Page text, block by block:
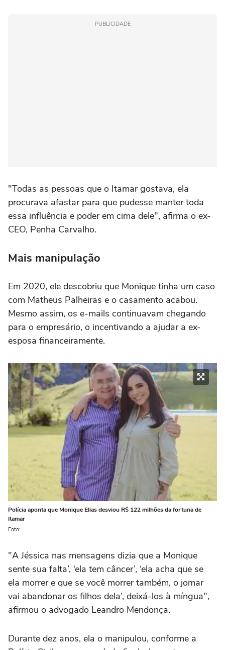
PUBLICIDADE
"Todas as pessoas que o Itamar gostava, ela
procurava afastar para que pudesse manter toda
essa influência e poder em cima dele", afirma o ex-
CEO, Penha Carvalho.
Mais manipulação
Em 2020, ele descobriu que Monique tinha um caso
com Matheus Palheiras e o casamento acabou.
Mesmo assim, os e-mails continuavam chegando
para o empresário, o incentivando a ajudar a ex-
esposa financeiramente.
Polícia aponta que Monique Elias desviou R$ 122 milhões da fortuna de
Itamar
Foto:
"A Jéssica nas mensagens dizia que a Monique
sente sua falta’, ‘ela tem câncer’, ‘ela acha que se
ela morrer e que se você morrer também, o jomar
vai abandonar os filhos dela’, deixá-los à míngua",
afirmou o advogado Leandro Mendonça.
Durante dez anos, ela o manipulou, conforme a